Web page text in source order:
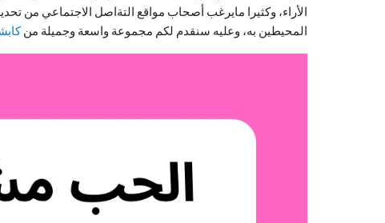
الأراء، وكثيرا مايرغب أصحاب مواقع التةاصل الاجتماعي من
المحيطين به، وعليه سنقدم لكم مجموعة واسعة وجميلة من